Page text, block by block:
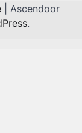
| Ascendoor
.